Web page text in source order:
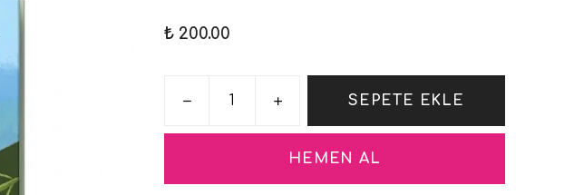
₺ 200.00
SEPETE EKLE
HEMEN AL